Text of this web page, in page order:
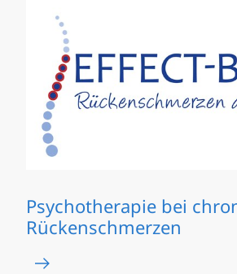
Psychotherapie bei
Rückenschmerzen